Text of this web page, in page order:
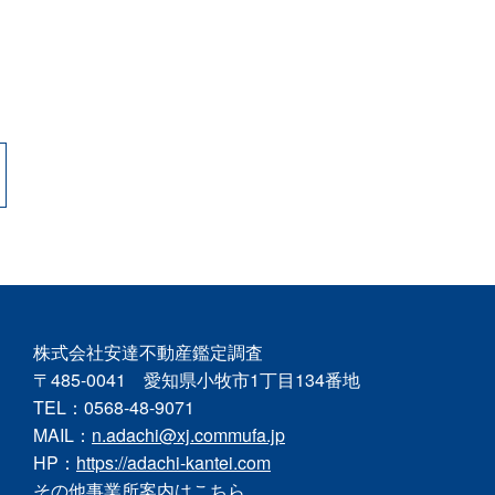
株式会社安達不動産鑑定調査
〒485-0041 愛知県小牧市1丁目134番地
TEL：0568-48-9071
MAIL： n.adachi@xj.commufa.jp
HP： https://adachi-kantei.com